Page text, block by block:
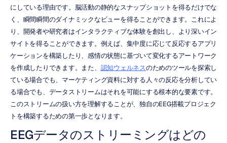
にしている理由です。脳活動の静的なスナップショットを得るだけでな
く、瞬間瞬間のダイナミックなビューを得ることができます。これによ
り、開発者や研究者はインタラクティブな体験を創出し、より深いイン
サイトを得ることができます。例えば、集中度に応じて反応するアプリ
ケーションを構築したり、感情の状態に基づいて変化するアートワーク
を作成したりできます。また、 認知ウェルネスのためのツールを探索し
ている場合でも、マーケティング資料に対する人々の反応を分析してい
る場合でも、データストリームはそれを可能にする根本的な要素です。
このストリームの扱い方を理解することが、独自のEEG搭載プロジェク
トを構築するための第一歩となります。
EEGデータのストリーミングはどの